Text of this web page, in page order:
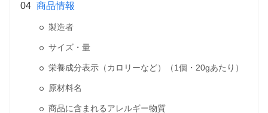
商品情報
製造者
サイズ・量
栄養成分表示（カロリーなど）（1個・20gあたり）
原材料名
商品に含まれるアレルギー物質